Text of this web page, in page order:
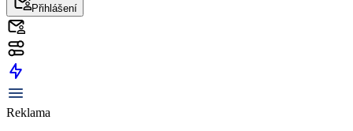
Přihlášení
Reklama